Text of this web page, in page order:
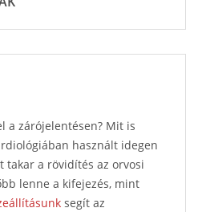
a zárójelentésen? Mit is
használt idegen
takar a rövidítés az orvosi
lenne a kifejezés, mint
segít az